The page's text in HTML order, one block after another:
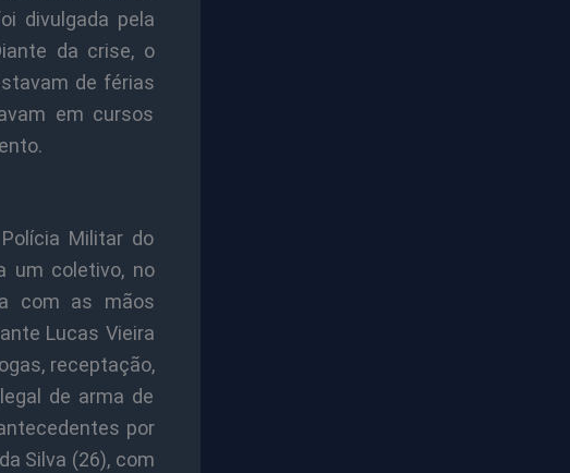
divulgada pela
da crise, o
de férias
em cursos
Militar do
um coletivo, no
com as mãos
Lucas Vieira
receptação,
de arma de
por
Silva (26), com